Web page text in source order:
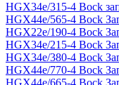
HGX34e/315-4 Bock
HGX44e/565-4 Bock
HGX22e/190-4 Bock
HGX34e/215-4 Bock
HGX34e/380-4 Bock
HGX44e/770-4 Bock
HGX44e/665-4 Bock